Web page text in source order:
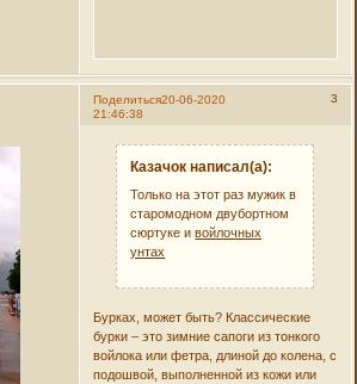
Поделиться 3
20-06-2020
21:46:38
Казачок написал(а):
Только на этот раз мужик в
старомодном двубортном
сюртуке ивойлочных
унтах
Бурках, может быть? Классические
бурки – это зимние сапоги из тонкого
войлока или фетра, длиной до колена, с
подошвой, выполненной из кожи или